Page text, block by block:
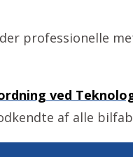
professionelle
ved
af alle